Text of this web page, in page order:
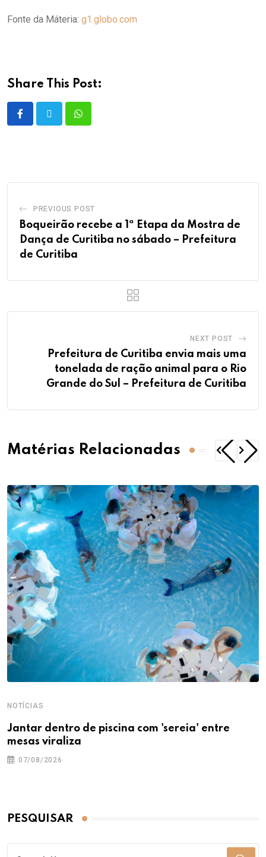
Fonte da Máteria: g1.globo.com
Share This Post:
PREVIOUS POST
Boqueirão recebe a 1ª Etapa da Mostra de
Dança de Curitiba no sábado – Prefeitura
de Curitiba
NEXT POST
Prefeitura de Curitiba envia mais uma
tonelada de ração animal para o Rio
Grande do Sul – Prefeitura de Curitiba
Matérias Relacionadas
NOTÍCIAS
Jantar dentro de piscina com 'sereia' entre
mesas viraliza
07/08/2026
PESQUISAR